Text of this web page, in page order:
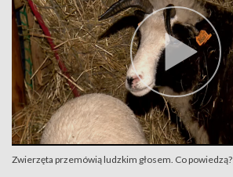
Zwierzęta przemówią ludzkim głosem. Co powiedzą?